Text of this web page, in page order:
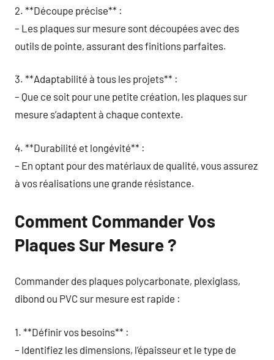
2. **Découpe précise** :
– Les plaques sur mesure sont découpées avec des
outils de pointe, assurant des finitions parfaites.
3. **Adaptabilité à tous les projets** :
– Que ce soit pour une petite création, les plaques sur
mesure s’adaptent à chaque contexte.
4. **Durabilité et longévité** :
– En optant pour des matériaux de qualité, vous assurez
à vos réalisations une grande résistance.
Comment Commander Vos
Plaques Sur Mesure ?
Commander des plaques polycarbonate, plexiglass,
dibond ou PVC sur mesure est rapide :
1. **Définir vos besoins** :
– Identifiez les dimensions, l’épaisseur et le type de